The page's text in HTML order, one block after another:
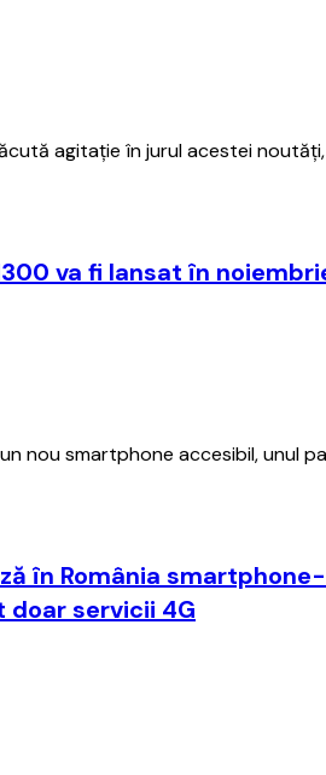
agitaţie în jurul acestei
va fi lansat în
nou smartphone accesibil, unul
în România
doar servicii 4G